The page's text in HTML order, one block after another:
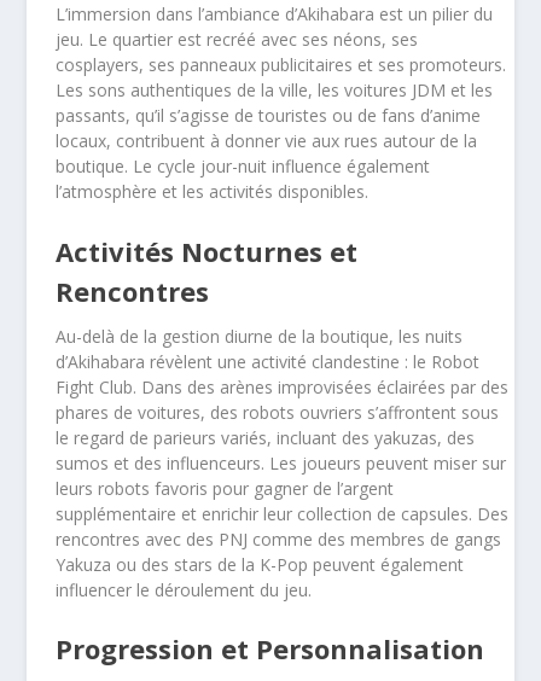
L’immersion dans l’ambiance d’Akihabara est un pilier du
jeu. Le quartier est recréé avec ses néons, ses
cosplayers, ses panneaux publicitaires et ses promoteurs.
Les sons authentiques de la ville, les voitures JDM et les
passants, qu’il s’agisse de touristes ou de fans d’anime
locaux, contribuent à donner vie aux rues autour de la
boutique. Le cycle jour-nuit influence également
l’atmosphère et les activités disponibles.
Activités Nocturnes et
Rencontres
Au-delà de la gestion diurne de la boutique, les nuits
d’Akihabara révèlent une activité clandestine : le Robot
Fight Club. Dans des arènes improvisées éclairées par des
phares de voitures, des robots ouvriers s’affrontent sous
le regard de parieurs variés, incluant des yakuzas, des
sumos et des influenceurs. Les joueurs peuvent miser sur
leurs robots favoris pour gagner de l’argent
supplémentaire et enrichir leur collection de capsules. Des
rencontres avec des PNJ comme des membres de gangs
Yakuza ou des stars de la K-Pop peuvent également
influencer le déroulement du jeu.
Progression et Personnalisation